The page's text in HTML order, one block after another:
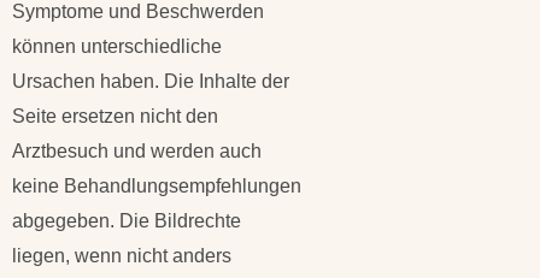
Symptome und Beschwerden
können unterschiedliche
Ursachen haben. Die Inhalte der
Seite ersetzen nicht den
Arztbesuch und werden auch
keine Behandlungsempfehlungen
abgegeben. Die Bildrechte
liegen, wenn nicht anders